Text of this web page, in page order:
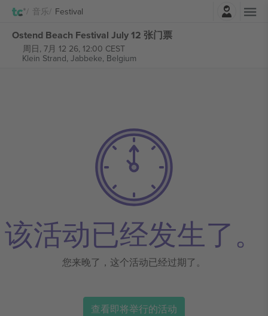
音乐 Festival
Ostend Beach Festival July 12 张门票
周日, 7月 12 26, 12:00 CEST
Klein Strand, Jabbeke, Belgium
该活动已经发生了。
您来晚了，这个活动已经过期了。
查看即将举行的活动